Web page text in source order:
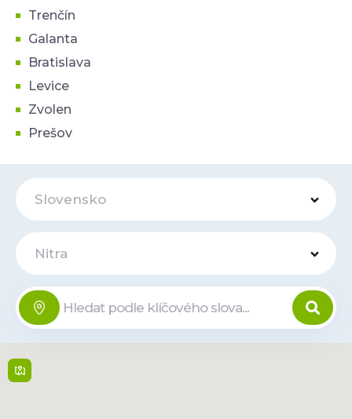
Trenčín
Galanta
Bratislava
Levice
Zvolen
Prešov
Slovensko
Nitra